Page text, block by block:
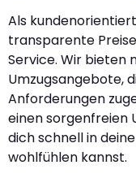
Als
transparente
Service. Wir bieten
Umzugsangebote,
Anforderungen
einen sorgenfreien
dich schnell in
wohlfühlen kannst.